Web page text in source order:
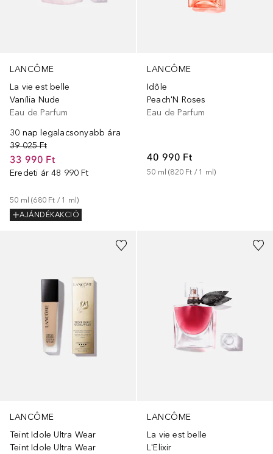
LANCÔME
La vie est belle
Vanília Nude
Eau de Parfum
30 nap legalacsonyabb ára
39 025 Ft
33 990 Ft
Eredeti ár 48 990 Ft
50 ml (680 Ft / 1 ml)
AJÁNDÉKAKCIÓ
LANCÔME
Idôle
Peach'N Roses
Eau de Parfum
40 990 Ft
50 ml (820 Ft / 1 ml)
LANCÔME
Teint Idole Ultra Wear
Teint Idole Ultra Wear
+40
LANCÔME
La vie est belle
L'Elixir